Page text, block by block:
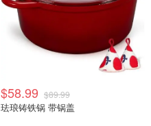
$58.99 $89.99
珐琅铸铁锅 带锅盖